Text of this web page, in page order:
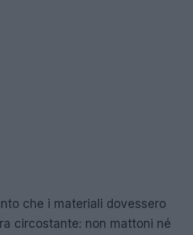
che i materiali dovessero
circostante: non mattoni né